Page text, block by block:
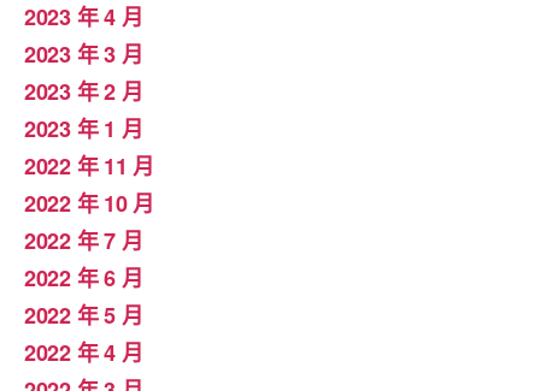
2023 年 4 月
2023 年 3 月
2023 年 2 月
2023 年 1 月
2022 年 11 月
2022 年 10 月
2022 年 7 月
2022 年 6 月
2022 年 5 月
2022 年 4 月